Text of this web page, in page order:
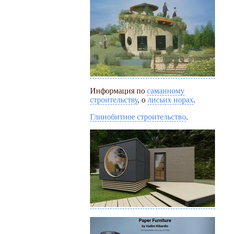
Информация по саманному
строительству, о лисьих норах.
Глинобитное строительство.